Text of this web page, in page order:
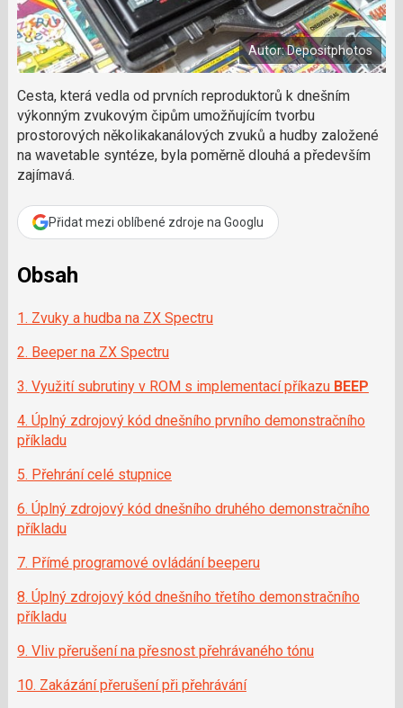
l
á
n
e
k
o
d
c
e
b
o
o
u
í
t
i
X
Autor: Depositphotos
Cesta, která vedla od prvních reproduktorů k dnešním
výkonným zvukovým čipům umožňujícím tvorbu
prostorových několikakanálových zvuků a hudby založené
na wavetable syntéze, byla poměrně dlouhá a především
zajímavá.
Přidat mezi oblíbené zdroje na Googlu
Obsah
1. Zvuky a hudba na ZX Spectru
2. Beeper na ZX Spectru
3. Využití subrutiny v ROM s implementací příkazu BEEP
4. Úplný zdrojový kód dnešního prvního demonstračního
příkladu
5. Přehrání celé stupnice
6. Úplný zdrojový kód dnešního druhého demonstračního
příkladu
7. Přímé programové ovládání beeperu
8. Úplný zdrojový kód dnešního třetího demonstračního
příkladu
9. Vliv přerušení na přesnost přehrávaného tónu
10. Zakázání přerušení při přehrávání